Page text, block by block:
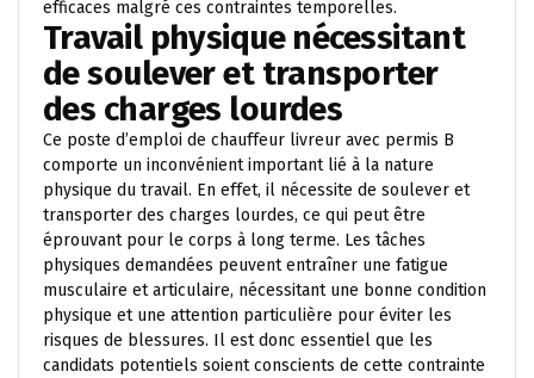
efficaces malgré ces contraintes temporelles.
Travail physique nécessitant
de soulever et transporter
des charges lourdes
Ce poste d’emploi de chauffeur livreur avec permis B
comporte un inconvénient important lié à la nature
physique du travail. En effet, il nécessite de soulever et
transporter des charges lourdes, ce qui peut être
éprouvant pour le corps à long terme. Les tâches
physiques demandées peuvent entraîner une fatigue
musculaire et articulaire, nécessitant une bonne condition
physique et une attention particulière pour éviter les
risques de blessures. Il est donc essentiel que les
candidats potentiels soient conscients de cette contrainte